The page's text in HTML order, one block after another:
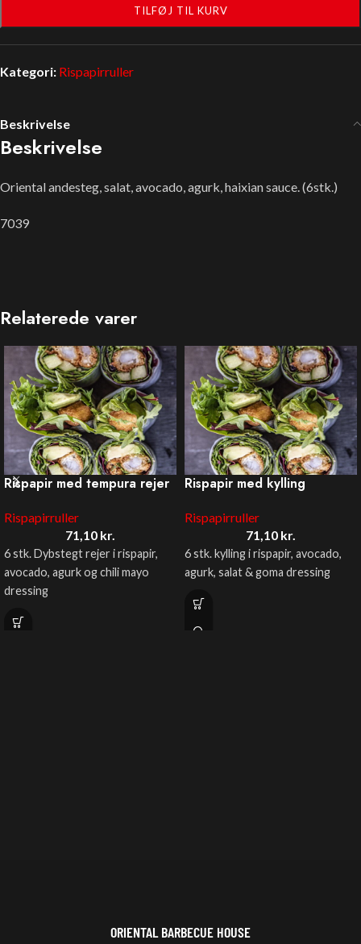
TILFØJ TIL KURV
Kategori: Rispapirruller
Beskrivelse
Beskrivelse
Oriental andesteg, salat, avocado, agurk, haixian sauce. (6stk.)
7039
Relaterede varer
Rispapir med tempura rejer
Rispapirruller
71,10 kr.
6 stk. Dybstegt rejer i rispapir,
avocado, agurk og chili mayo
dressing
Rispapir med kylling
Rispapirruller
71,10 kr.
6 stk. kylling i rispapir, avocado,
agurk, salat & goma dressing
ORIENTAL BARBECUE HOUSE